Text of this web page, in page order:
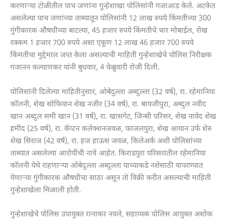
करणाऱ्या टोळीतील पाच जणांना गुन्हेशाखा पोलिसांनी गजाआड केले. अटकेत
असलेल्या पाच जणांच्या ताब्यातून पोलिसांनी 12 लाख रुपये किंमतीच्या 300
गुंगीकारक औषधीच्या बाटल्या, 45 हजार रुपये किंमतीचे चार मोबाईल, रोख
रक्कम 1 हजार 700 रुपये असा एकूण 12 लाख 46 हजार 700 रुपये
किंमतीचा मुद्देमाल जप्त केला असल्याची माहिती गुन्हेशाखेचे पोलिस निरीक्षक
गजानन कल्याणकर यांनी बुधवार, 4 फेब्रुवारी रोजी दिली.
पोलिसांनी दिलेल्या माहितीनुसार, ओबेदुल्ला अब्दुल्ला (32 वर्ष), रा. रहेमानिया
कॉलनी, शेख सोफियान शेख नजीर (34 वर्ष), रा. बायजीपुरा, अब्दुल नवीद
खान अब्दुल समी खान (31 वर्ष), रा. खासगेट, जिन्सी परिसर, शेख नावेद शेख
हमीद (25 वर्ष), रा. कॅप्टन कलेक्शनजवळ, फाजलपुरा, शेख आयान उर्फ शेरु
शेख सिराज (42 वर्ष), रा. हज हाऊस जवळ, किलेअर्क अशी पोलिसांच्या
ताब्यात असलेल्या आरोपींची नावे आहेत. किराडपुरा परिसरातील रहेमानिया
कॉलनी येथे राहणाऱ्या ओबेदुल्ला अब्दुल्ला याच्याकडे नशेसाठी वापरण्यात
येणाऱ्या गुंगीकारक औषधीचा साठा असून तो विक्री करीत असल्याची माहिती
गुन्हेशाखेला मिळाली होती.
गुन्हेशाखेचे पोलिस उपायुक्त रत्नाकर नवले, सहाय्यक पोलिस आयुक्त अशोक